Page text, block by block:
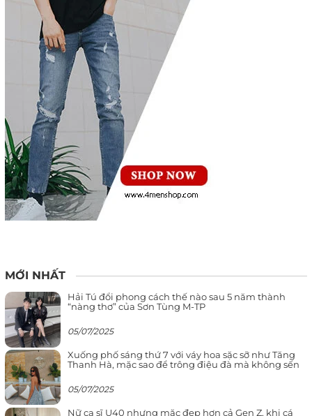
MỚI NHẤT
Hải Tú đổi phong cách thế nào sau 5 năm thành
“nàng thơ” của Sơn Tùng M-TP
05/07/2025
Xuống phố sáng thứ 7 với váy hoa sặc sỡ như Tăng
Thanh Hà, mặc sao để trông điệu đà mà không sến
05/07/2025
Nữ ca sĩ U40 nhưng mặc đẹp hơn cả Gen Z, khi cá